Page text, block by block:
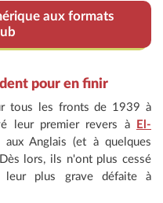
aux formats
pour en finir
tous les fronts de 1939 à
leur premier revers à
El-
Anglais (et à quelques
lors, ils n'ont plus cessé
leur plus grave défaite à